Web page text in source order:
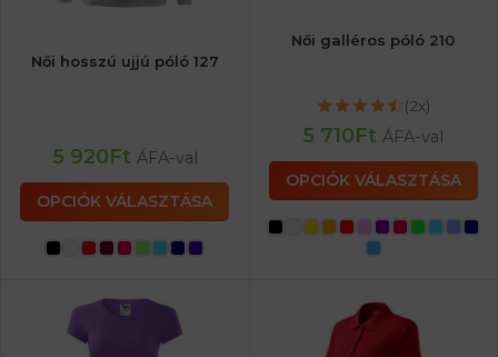
Női hosszú ujjú póló 127
5 920Ft ÁFA-val
OPCIÓK VÁLASZTÁSA
Női galléros póló 210
(2x)
5 710Ft ÁFA-val
OPCIÓK VÁLASZTÁSA